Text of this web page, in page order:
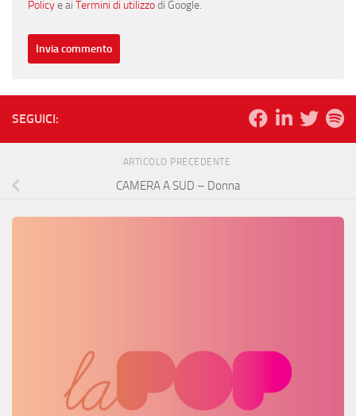
Policye ai Termini di utilizzodi Google.
SEGUICI:
ARTICOLO PRECEDENTE
CAMERA A SUD – Donna